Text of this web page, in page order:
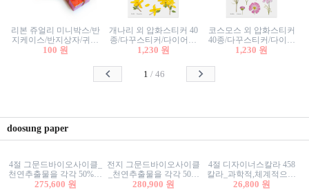
리본 쥬얼리 미니박스/반
지케이스/반지상자/귀걸
이상자/귀걸이박스/악세
100 원
개나리 외 압화스티커 40
종/다꾸스티커/다이어리
꾸미기/꽃스티커/자연물
1,230 원
코스모스 외 압화스티커
40종/다꾸스티커/다이어
리꾸미기/꽃스티커/자연
1,230 원
1 /46
doosung paper
4절 그문드바이오사이클_
천연추출물을 각각 50%이
상 함유한 친환경그래픽
275,600 원
전지 그문드바이오사이클
_천연추출물을 각각 50%
이상 함유한 친환경그래
280,900 원
4절 디자이너스칼라 458
칼라_과학적,체계적으로
분류된 200색을 갖춘 색지
26,800 원